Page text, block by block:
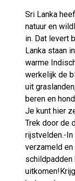
Sri Lanka
natuur en
in. Dat levert
Lanka staan
warme
werkelijk de
uit
beren en
Je kunt hier
Trek door de
rijstvelden.-
verzameld
schildpadden